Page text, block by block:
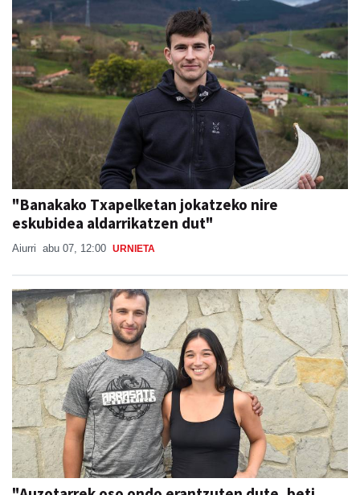
"Banakako Txapelketan jokatzeko nire
eskubidea aldarrikatzen dut"
Aiurri abu 07, 12:00 URNIETA